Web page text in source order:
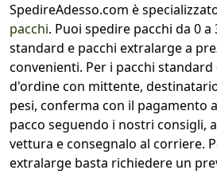
SpedireAdesso.com è
pacchi. Puoi spedire pacchi da 0
standard e pacchi extralarge a
convenienti. Per i pacchi
d'ordine con mittente,
pesi, conferma con il pagamento
pacco seguendo i nostri consigli,
vettura e consegnalo al corriere.
extralarge basta richiedere un